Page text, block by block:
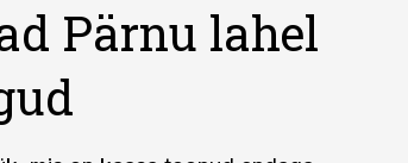
Pärnu lahel